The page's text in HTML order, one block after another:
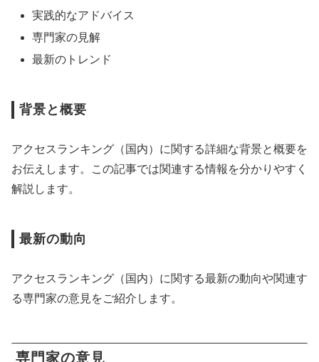
実践的なアドバイス
専門家の見解
最新のトレンド
背景と概要
アクセスランキング（国内）に関する詳細な背景と概要を
お伝えします。この記事では関連する情報を分かりやすく
解説します。
最新の動向
アクセスランキング（国内）に関する最新の動向や関連す
る専門家の意見をご紹介します。
専門家の意見